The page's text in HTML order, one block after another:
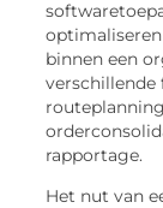
binnen een
rapportage.
Het nut van